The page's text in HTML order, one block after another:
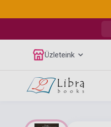
Üzleteink